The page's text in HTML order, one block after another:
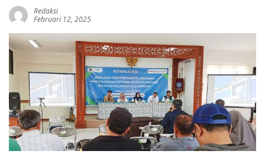
Redaksi
Februari 12, 2025